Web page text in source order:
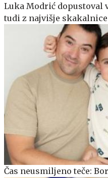
Luka Modrić dopustoval
tudi z najvišje skakalnice
Čas neusmiljeno teče: